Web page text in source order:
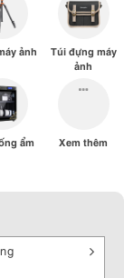
thiết kế đặc biệt
rất sắc nét và có
trọng trong bức
kế để tương thích
động. Hình ảnh in
được làm để
bền lâu dài.
có khả năng
sẽ duy trì độ tươi
ảnh
Túi đựng máy
ảnh
ẩm Xem thêm